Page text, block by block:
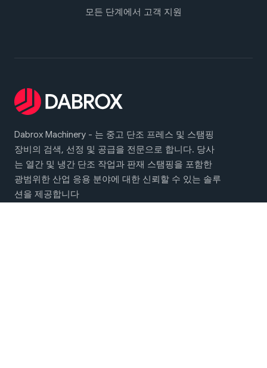
모든 단계에서 고객 지원
Dabrox Machinery - 는 중고 단조 프레스 및 스탬핑
장비의 검색, 선정 및 공급을 전문으로 합니다. 당사
는 열간 및 냉간 단조 작업과 판재 스탬핑을 포함한
광범위한 산업 응용 분야에 대한 신뢰할 수 있는 솔루
션을 제공합니다